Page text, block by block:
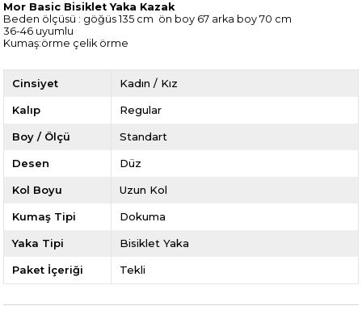
Mor Basic Bisiklet Yaka Kazak
Beden ölçüsü : göğüs 135 cm ön boy 67 arka boy 70 cm
36-46 uyumlu
Kumaş:örme çelik örme
Cinsiyet Kadın / Kız
Kalıp Regular
Boy / Ölçü Standart
Desen Düz
Kol Boyu Uzun Kol
Kumaş Tipi Dokuma
Yaka Tipi Bisiklet Yaka
Paket İçeriği Tekli